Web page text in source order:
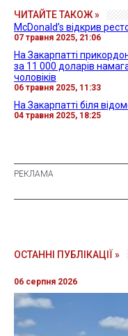
ЧИТАЙТЕ ТАКОЖ »
McDonald’s відкрив
07 травня 2025, 21:06
На Закарпатті
за 11 000 доларів
чоловіків
06 травня 2025, 11:33
На Закарпатті біля
04 травня 2025, 18:25
ОСТАННІ ПУБЛІКАЦІЇ »
06 серпня 2026